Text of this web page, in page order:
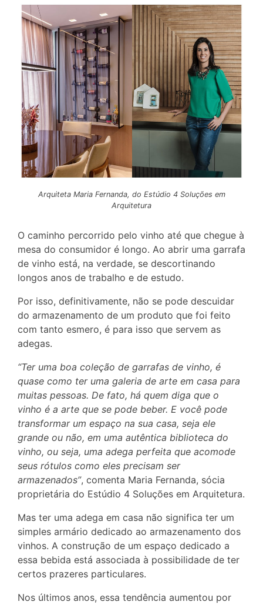
Arquiteta Maria Fernanda, do Estúdio 4 Soluções em
Arquitetura
O caminho percorrido pelo vinho até que chegue à
mesa do consumidor é longo. Ao abrir uma garrafa
de vinho está, na verdade, se descortinando
longos anos de trabalho e de estudo.
Por isso, definitivamente, não se pode descuidar
do armazenamento de um produto que foi feito
com tanto esmero, é para isso que servem as
adegas.
“Ter uma boa coleção de garrafas de vinho, é
quase como ter uma galeria de arte em casa para
muitas pessoas. De fato, há quem diga que o
vinho é a arte que se pode beber. E você pode
transformar um espaço na sua casa, seja ele
grande ou não, em uma autêntica biblioteca do
vinho, ou seja, uma adega perfeita que acomode
seus rótulos como eles precisam ser
armazenados”, comenta Maria Fernanda, sócia
proprietária do Estúdio 4 Soluções em Arquitetura.
Mas ter uma adega em casa não significa ter um
simples armário dedicado ao armazenamento dos
vinhos. A construção de um espaço dedicado a
essa bebida está associada à possibilidade de ter
certos prazeres particulares.
Nos últimos anos, essa tendência aumentou por